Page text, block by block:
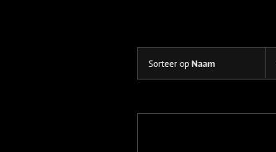
Sorteer op Naam